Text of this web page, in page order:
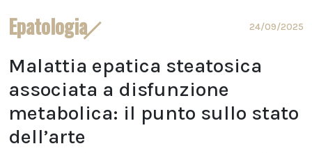
Epatologia 24/09/2025
Malattia epatica steatosica
associata a disfunzione
metabolica: il punto sullo stato
dell’arte